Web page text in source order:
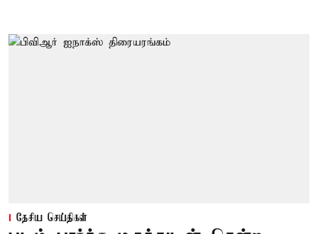
தேசிய செய்திகள்